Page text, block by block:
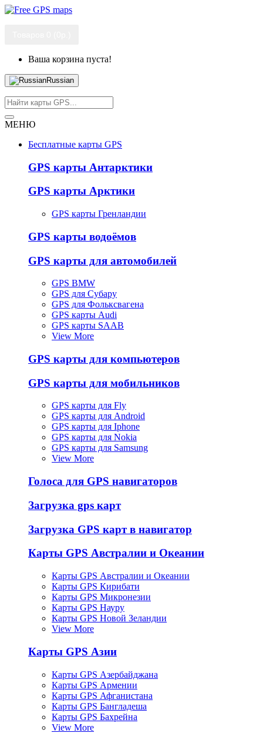
Ваша корзина пуста!
Russian
МЕНЮ
Бесплатные карты GPS
GPS карты Антарктики
GPS карты Арктики
GPS карты Гренландии
GPS карты водоёмов
GPS карты для автомобилей
GPS BMW
GPS для Субару
GPS для Фольксвагена
GPS карты Audi
GPS карты SAAB
View More
GPS карты для компьютеров
GPS карты для мобильников
GPS карты для Fly
GPS карты для Android
GPS карты для Iphone
GPS карты для Nokia
GPS карты для Samsung
View More
Голоса для GPS навигаторов
Загрузка gps карт
Загрузка GPS карт в навигатор
Карты GPS Австралии и Океании
Карты GPS Австралии и Океании
Карты GPS Кирибати
Карты GPS Микронезии
Карты GPS Науру
Карты GPS Новой Зеландии
View More
Карты GPS Азии
Карты GPS Азербайджана
Карты GPS Армении
Карты GPS Афганистана
Карты GPS Бангладеша
Карты GPS Бахрейна
View More